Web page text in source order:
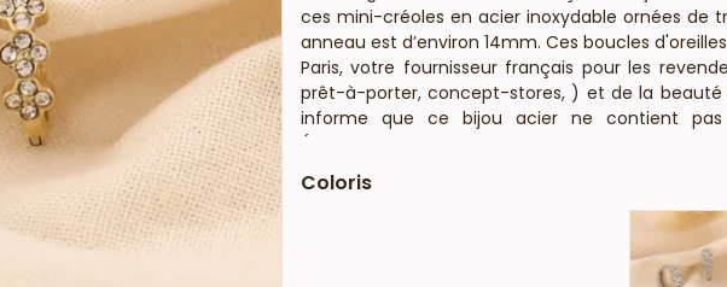
ces mini-créoles en acier inoxydable ornées de
anneau est d’environ 14mm. Ces boucles
Paris, votre fournisseur français pour les
prêt-à-porter, concept-stores, ) et de la beauté
informe que ce bijou acier ne contient
(conformément aux lois françaises et
Coloris